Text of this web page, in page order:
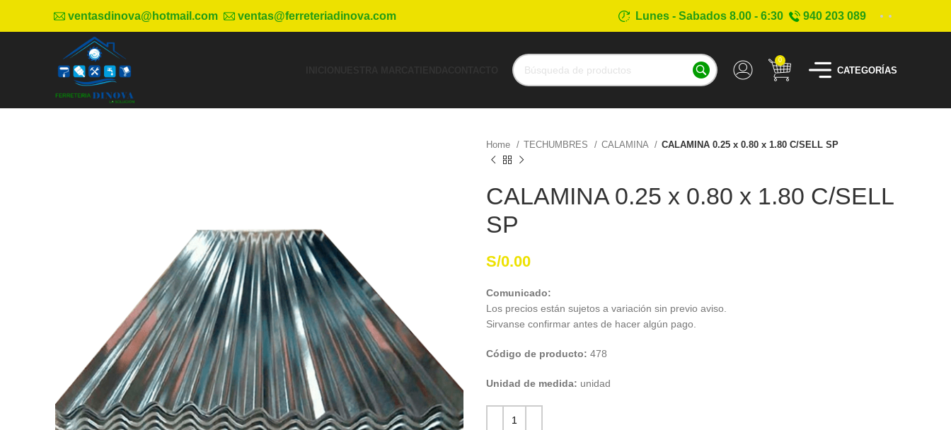
ventasdinova@hotmail.com ventas@ferreteriadinova.com Lunes - Sabados 8.00 - 6:30 940 203 089
0
CATEGORÍAS
Home TECHUMBRES CALAMINA CALAMINA 0.25 x 0.80 x 1.80 C/SELL SP
CALAMINA 0.25 x 0.80 x 1.80 C/SELL
SP
S/0.00
Comunicado:
Los precios están sujetos a variación sin previo aviso.
Sirvanse confirmar antes de hacer algún pago.
Código de producto: 478
Unidad de medida: unidad